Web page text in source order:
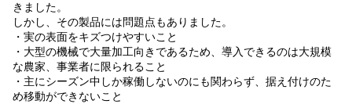
きました。
しかし、その製品には問題点もありました。
・実の表面をキズつけやすいこと
・大型の機械で大量加工向きであるため、導入できるのは大規模
な農家、事業者に限られること
・主にシーズン中しか稼働しないのにも関わらず、据え付けのた
め移動ができないこと